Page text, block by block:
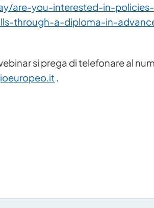
are-you-interested-in-
through-a-diploma-in-
si prega di telefonare al
.